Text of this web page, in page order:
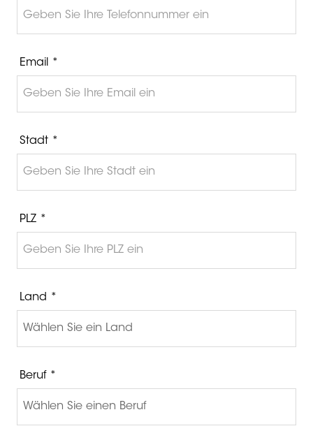
Email *
Stadt *
PLZ *
Land *
Beruf *